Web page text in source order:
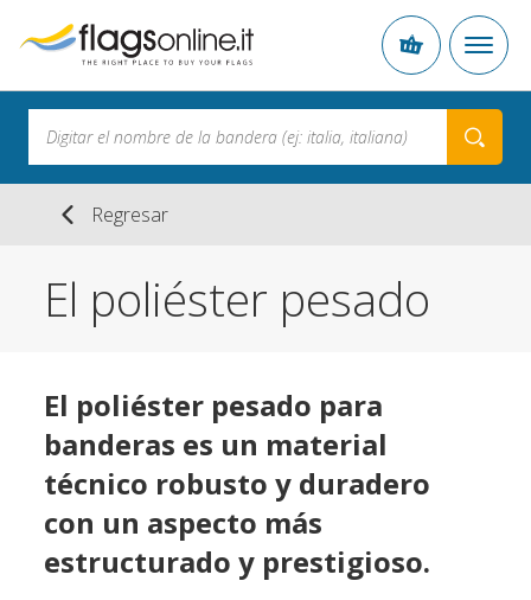
Regresar
El poliéster pesado
El poliéster pesado para
banderas es un material
técnico robusto y duradero
con un aspecto más
estructurado y prestigioso.